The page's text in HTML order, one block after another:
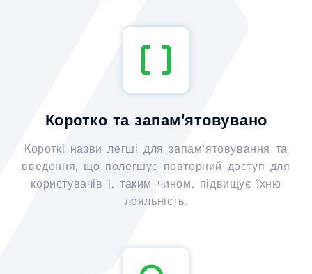
Коротко та запам'ятовувано
Короткі назви легші для запам'ятовування та
введення, що полегшує повторний доступ для
користувачів і, таким чином, підвищує їхню
лояльність.